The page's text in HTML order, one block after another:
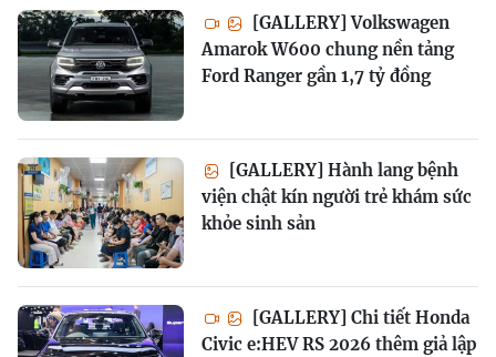
[GALLERY] Volkswagen
Amarok W600 chung nền tảng
Ford Ranger gần 1,7 tỷ đồng
[GALLERY] Hành lang bệnh
viện chật kín người trẻ khám sức
khỏe sinh sản
[GALLERY] Chi tiết Honda
Civic e:HEV RS 2026 thêm giả lập